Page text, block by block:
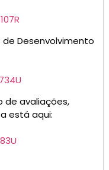
publicado.
com